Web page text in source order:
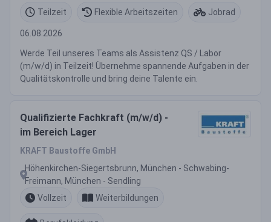
Teilzeit
Flexible Arbeitszeiten Jobrad
06.08.2026
Werde Teil unseres Teams als Assistenz QS / Labor
(m/w/d) in Teilzeit! Übernehme spannende Aufgaben in der
Qualitätskontrolle und bring deine Talente ein.
Qualifizierte Fachkraft (m/w/d) -
im Bereich Lager
KRAFT Baustoffe GmbH
Höhenkirchen-Siegertsbrunn, München - Schwabing-
Freimann, München - Sendling
Vollzeit
Weiterbildungen